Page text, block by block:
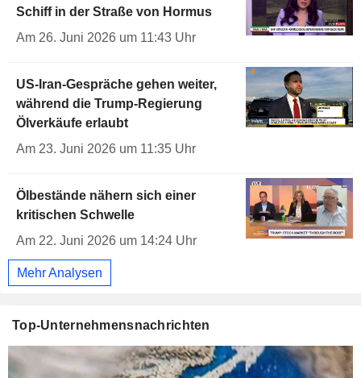
Schiff in der Straße von Hormus
Am 26. Juni 2026 um 11:43 Uhr
US-Iran-Gespräche gehen weiter,
während die Trump-Regierung
Ölverkäufe erlaubt
Am 23. Juni 2026 um 11:35 Uhr
Ölbestände nähern sich einer
kritischen Schwelle
Am 22. Juni 2026 um 14:24 Uhr
Mehr Analysen
Top-Unternehmensnachrichten